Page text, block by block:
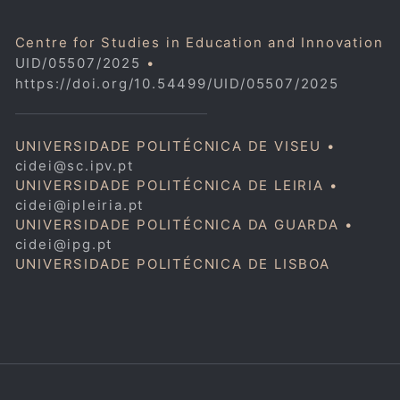
Centre for Studies in Education and Innovation
UID/05507/2025 •
https://doi.org/10.54499/UID/05507/2025
UNIVERSIDADE POLITÉCNICA DE VISEU •
cidei@sc.ipv.pt
UNIVERSIDADE POLITÉCNICA DE LEIRIA •
cidei@ipleiria.pt
UNIVERSIDADE POLITÉCNICA DA GUARDA •
cidei@ipg.pt
UNIVERSIDADE POLITÉCNICA DE LISBOA